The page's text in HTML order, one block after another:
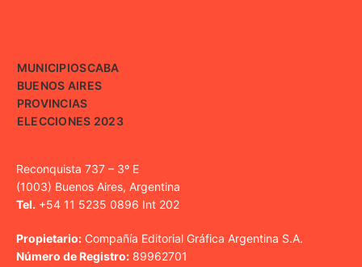
MUNICIPIOSCABA
BUENOS AIRES
PROVINCIAS
ELECCIONES 2023
Reconquista 737 – 3º E
(1003) Buenos Aires, Argentina
Tel. +54 11 5235 0896 Int 202
Propietario: Compañía Editorial Gráfica Argentina S.A.
Número de Registro: 89962701